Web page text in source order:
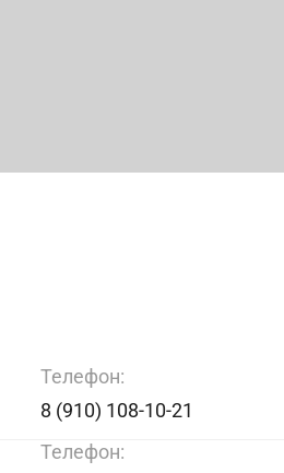
Телефон:
8 (910) 108-10-21
Телефон: